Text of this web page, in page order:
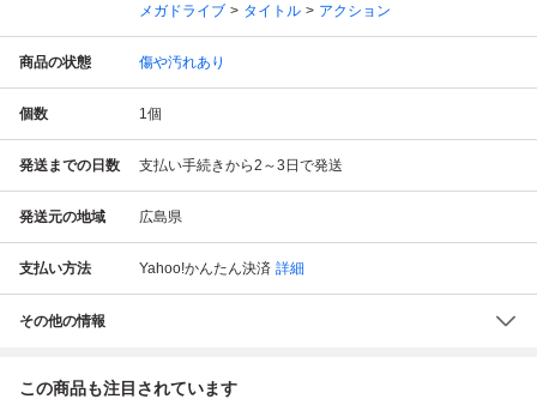
メガドライブ
タイトル アクション
商品の状態 傷や汚れあり
個数 1個
発送までの日数 支払い手続きから2～3日で発送
発送元の地域 広島県
支払い方法 Yahoo!かんたん決済 詳細
その他の情報
この商品も注目されています